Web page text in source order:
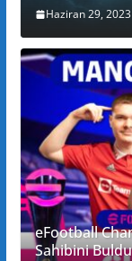
Haziran 29, 2023
eFootball
Sahibini